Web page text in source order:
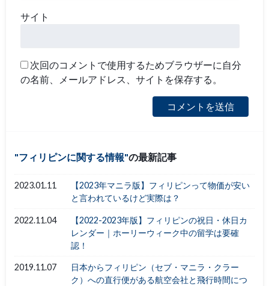
サイト
次回のコメントで使用するためブラウザーに自分
の名前、メールアドレス、サイトを保存する。
フィリピンに関する情報 の最新記事
2023.01.11
【2023年マニラ版】フィリピンって物価が安い
と言われているけど実際は？
2022.11.04
【2022-2023年版】フィリピンの祝日・休日カ
レンダー｜ホーリーウィーク中の留学は要確
認！
2019.11.07
日本からフィリピン（セブ・マニラ・クラー
ク）への直行便がある航空会社と飛行時間につ